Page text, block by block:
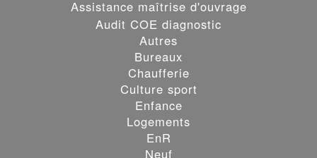
Assistance maîtrise d'ouvrage
Audit COE diagnostic
Autres
Bureaux
Chaufferie
Culture sport
Enfance
Logements
EnR
Neuf